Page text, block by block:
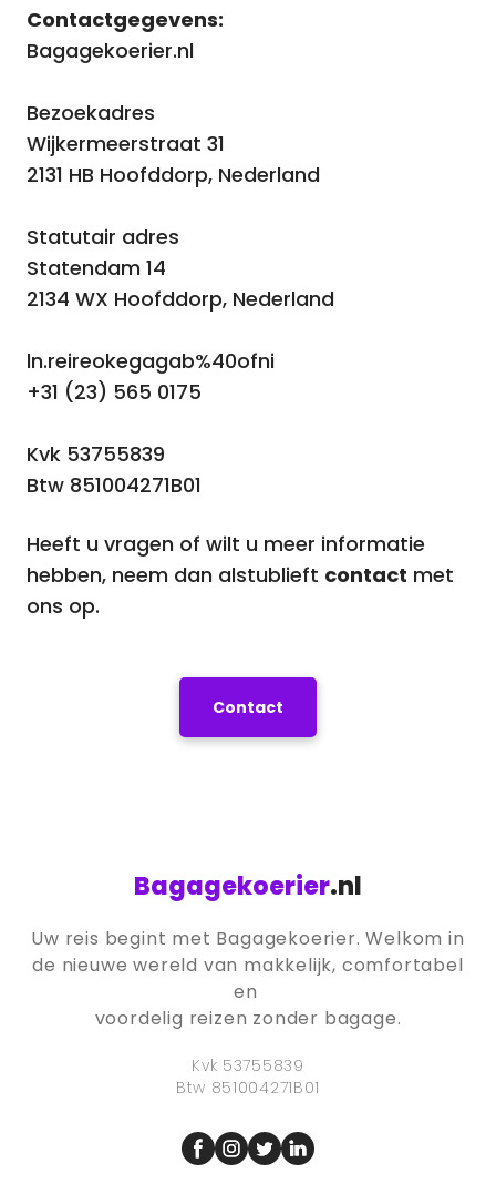
Contactgegevens:
Bagagekoerier.nl
Bezoekadres
Wijkermeerstraat 31
2131 HB Hoofddorp, Nederland
Statutair adres
Statendam 14
2134 WX Hoofddorp, Nederland
ln.reireokegagab%40ofni
+31 (23) 565 0175
Kvk 53755839
Btw 851004271B01
Heeft u vragen of wilt u meer informatie
hebben, neem dan alstublieft contact met
ons op.
Contact
Bagagekoerier.nl
Uw reis begint met Bagagekoerier. Welkom in
de nieuwe wereld van makkelijk, comfortabel
en
voordelig reizen zonder bagage.
Kvk 53755839
Btw 851004271B01